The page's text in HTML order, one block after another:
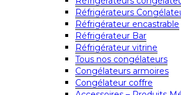
Réfrigérateurs
Réfrigérateur encastrable
Réfrigérateur Bar
Réfrigérateur vitrine
Tous nos congélateurs
Congélateurs armoires
Congélateur coffre